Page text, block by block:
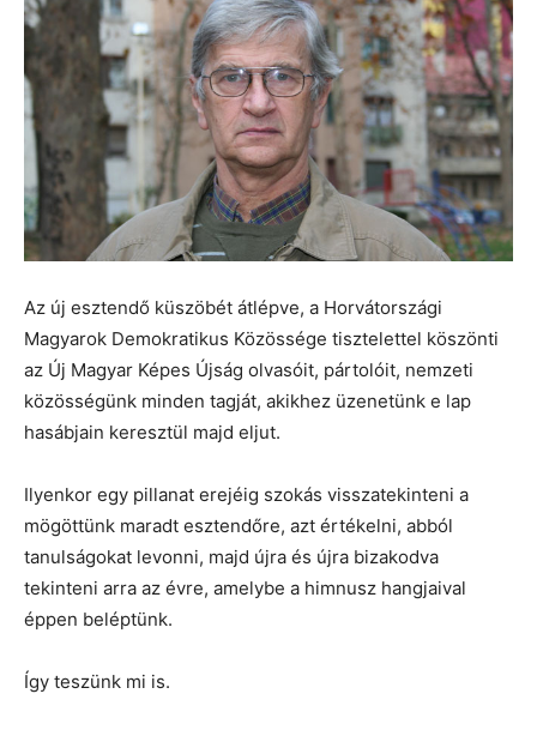
Az új esztendő küszöbét átlépve, a Horvátországi
Magyarok Demokratikus Közössége tisztelettel köszönti
az Új Magyar Képes Újság olvasóit, pártolóit, nemzeti
közösségünk minden tagját, akikhez üzenetünk e lap
hasábjain keresztül majd eljut.
Ilyenkor egy pillanat erejéig szokás visszatekinteni a
mögöttünk maradt esztendőre, azt értékelni, abból
tanulságokat levonni, majd újra és újra bizakodva
tekinteni arra az évre, amelybe a himnusz hangjaival
éppen beléptünk.
Így teszünk mi is.